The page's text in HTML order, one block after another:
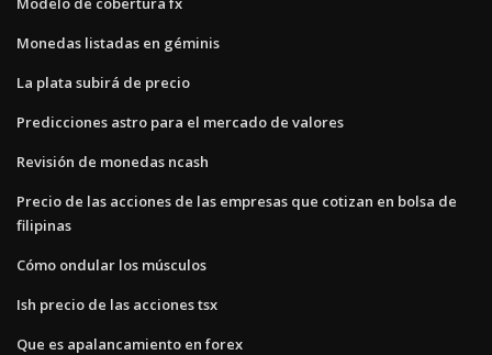
Monedas listadas en géminis
La plata subirá de precio
Predicciones astro para el mercado de valores
Revisión de monedas ncash
Precio de las acciones de las empresas que cotizan en bolsa de
filipinas
Cómo ondular los músculos
Ish precio de las acciones tsx
Que es apalancamiento en forex